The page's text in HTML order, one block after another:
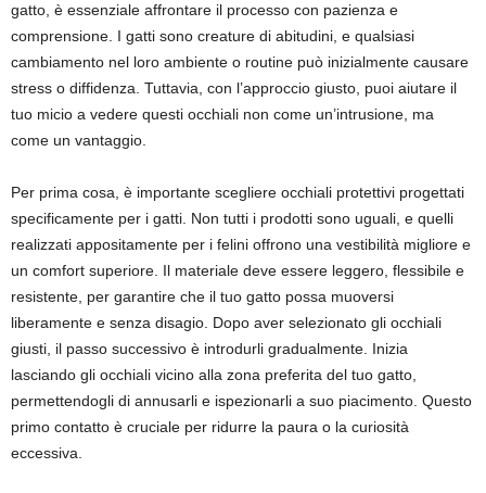
gatto, è essenziale affrontare il processo con pazienza e
comprensione. I gatti sono creature di abitudini, e qualsiasi
cambiamento nel loro ambiente o routine può inizialmente causare
stress o diffidenza. Tuttavia, con l’approccio giusto, puoi aiutare il
tuo micio a vedere questi occhiali non come un’intrusione, ma
come un vantaggio.
Per prima cosa, è importante scegliere occhiali protettivi progettati
specificamente per i gatti. Non tutti i prodotti sono uguali, e quelli
realizzati appositamente per i felini offrono una vestibilità migliore e
un comfort superiore. Il materiale deve essere leggero, flessibile e
resistente, per garantire che il tuo gatto possa muoversi
liberamente e senza disagio. Dopo aver selezionato gli occhiali
giusti, il passo successivo è introdurli gradualmente. Inizia
lasciando gli occhiali vicino alla zona preferita del tuo gatto,
permettendogli di annusarli e ispezionarli a suo piacimento. Questo
primo contatto è cruciale per ridurre la paura o la curiosità
eccessiva.